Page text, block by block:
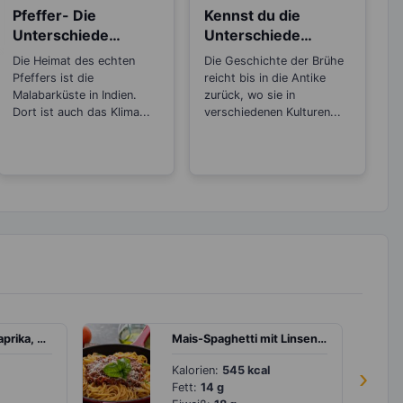
Pfeffer- Die
Unterschiede
zwischen den
Sorten
Die Heimat des echten
Pfeffers ist die
Malabarküste in Indien.
Dort ist auch das Klima...
Kennst du die
Unterschiede
zwischen Brühe,
Fond und Bouillon?
Die Geschichte der Brühe
reicht bis in die Antike
zurück, wo sie in
verschiedenen Kulturen...
›
Brokkolisalat mit Paprika, Oliven und Walnüssen Mais-Spaghetti mit Linsen-Bolognese
Kalorien: 545 kcal
Fett: 14 g